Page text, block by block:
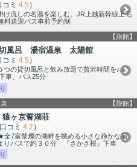
コミ 4.5）
け流しの名湯を楽しむ。JR上越新幹線上毛
料送迎バス事前予約制
【旅館】
切風呂 湯宿温泉 太陽館
コミ 4.5）
の貸切風呂と飲み放題で贅沢時間を♪。
車、バス25分
【旅館】
ヶ京誓湖荘
口コミ 4.7 ）
7室禁煙の湖畔を眺める小さな静かな宿。
りバスで約３０分 『さかさ桜』下車